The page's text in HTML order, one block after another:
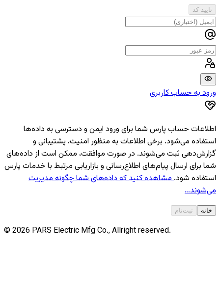
تایید کد
ورود به حساب کاربری
اطلاعات حساب پارس شما برای ورود ایمن و دسترسی به داده‌ها
استفاده می‌شود. برخی اطلاعات به منظور امنیت، پشتیبانی و
گزارش‌دهی ثبت می‌شوند. در صورت موافقت، ممکن است از داده‌های
شما برای ارسال پیام‌های اطلاع‌رسانی و بازاریابی مرتبط با خدمات پارس
استفاده شود.مشاهده کنید که داده‌های شما چگونه مدیریت
می‌شوند…
خانه ثبت‌نام
© 2026 PARS Electric Mfg Co., Allright reserved.